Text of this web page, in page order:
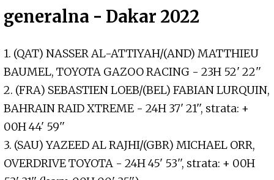
generalna - Dakar 2022
1. (QAT) NASSER AL-ATTIYAH/(AND) MATTHIEU
BAUMEL, TOYOTA GAZOO RACING - 23H 52' 22''
2. (FRA) SEBASTIEN LOEB/(BEL) FABIAN LURQUIN,
BAHRAIN RAID XTREME - 24H 37' 21'', strata: +
00H 44' 59''
3. (SAU) YAZEED AL RAJHI/(GBR) MICHAEL ORR,
OVERDRIVE TOYOTA - 24H 45' 53'', strata: + 00H